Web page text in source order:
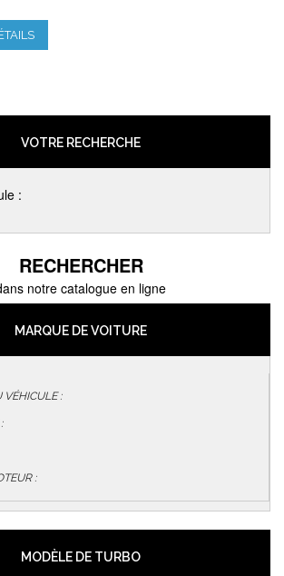
VOTRE RECHERCHE
:
RECHERCHER
notre catalogue en ligne
MARQUE DE VOITURE
:
:
MODÈLE DE TURBO